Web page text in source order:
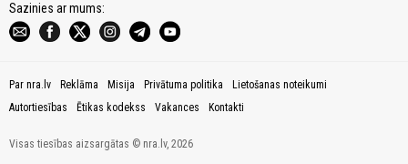
Sazinies ar mums:
Par nra.lv Reklāma Misija Privātuma politika
Lietošanas noteikumi
Autortiesības
Ētikas kodekss Vakances Kontakti
Visas tiesības aizsargātas © nra.lv, 2026